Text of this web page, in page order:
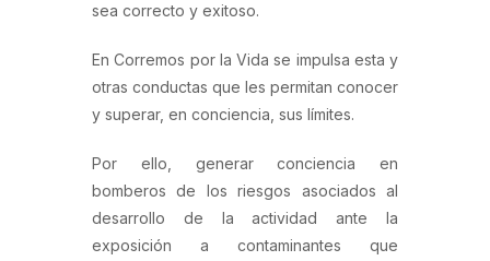
sea correcto y exitoso.
En Corremos por la Vida se impulsa esta y
otras conductas que les permitan conocer
y superar, en conciencia, sus límites.
Por ello, generar conciencia en
bomberos de los riesgos asociados al
desarrollo de la actividad ante la
exposición a contaminantes que